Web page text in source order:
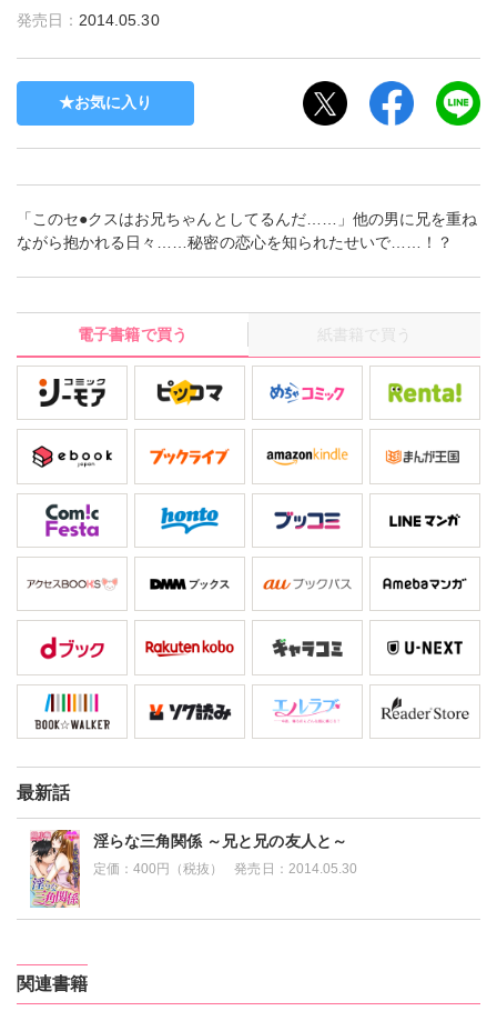
発売日： 2014.05.30
お気に入り
「このセ●クスはお兄ちゃんとしてるんだ……」他の男に兄を重ね
ながら抱かれる日々……秘密の恋心を知られたせいで……！？
電子書籍で買う 紙書籍で買う
最新話
淫らな三角関係 ～兄と兄の友人と～
定価：400円（税抜） 発売日： 2014.05.30
関連書籍